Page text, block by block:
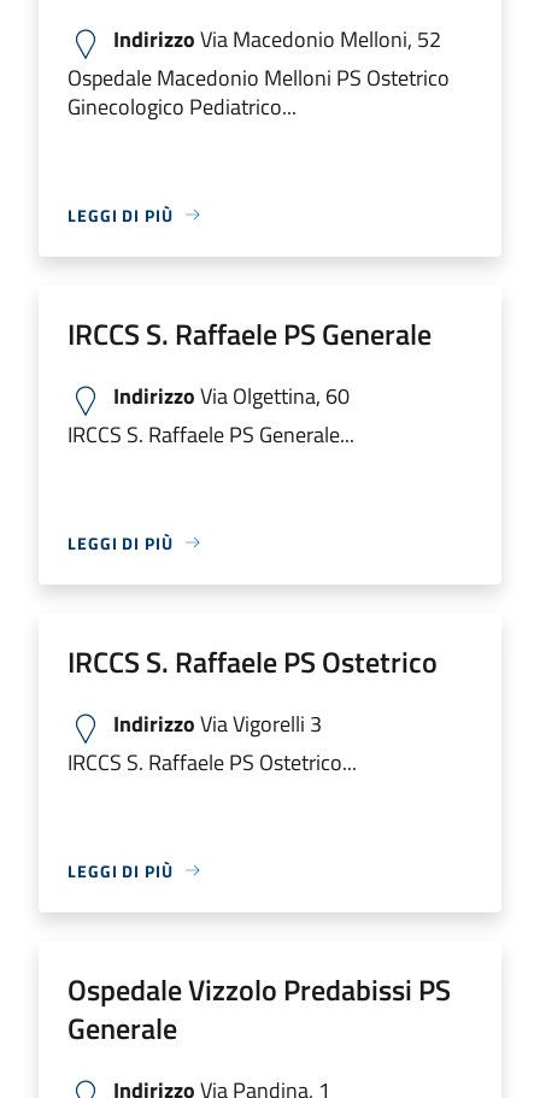
IndirizzoVia Macedonio Melloni, 52
Ospedale Macedonio Melloni PS Ostetrico
Ginecologico Pediatrico...
LEGGI DI PIÙ
IRCCS S. Raffaele PS Generale
IndirizzoVia Olgettina, 60
IRCCS S. Raffaele PS Generale...
LEGGI DI PIÙ
IRCCS S. Raffaele PS Ostetrico
IndirizzoVia Vigorelli 3
IRCCS S. Raffaele PS Ostetrico...
LEGGI DI PIÙ
Ospedale Vizzolo Predabissi PS
Generale
IndirizzoVia Pandina, 1